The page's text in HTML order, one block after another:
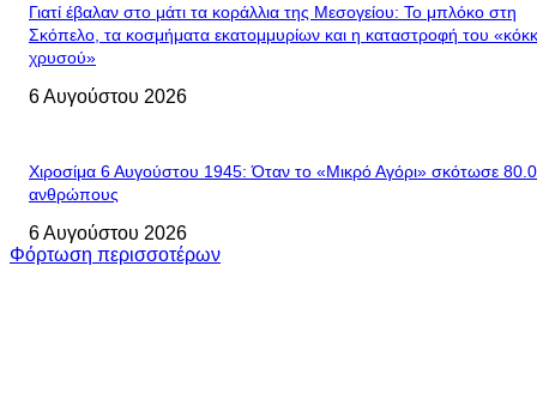
Γιατί έβαλαν στο μάτι τα κοράλλια της Μεσογείου: Το μπλόκο στη
Σκόπελο, τα κοσμήματα εκατομμυρίων και η καταστροφή του
χρυσού»
6 Αυγούστου 2026
Χιροσίμα 6 Αυγούστου 1945: Όταν το «Μικρό Αγόρι» σκότωσε
ανθρώπους
6 Αυγούστου 2026
Φόρτωση περισσοτέρων